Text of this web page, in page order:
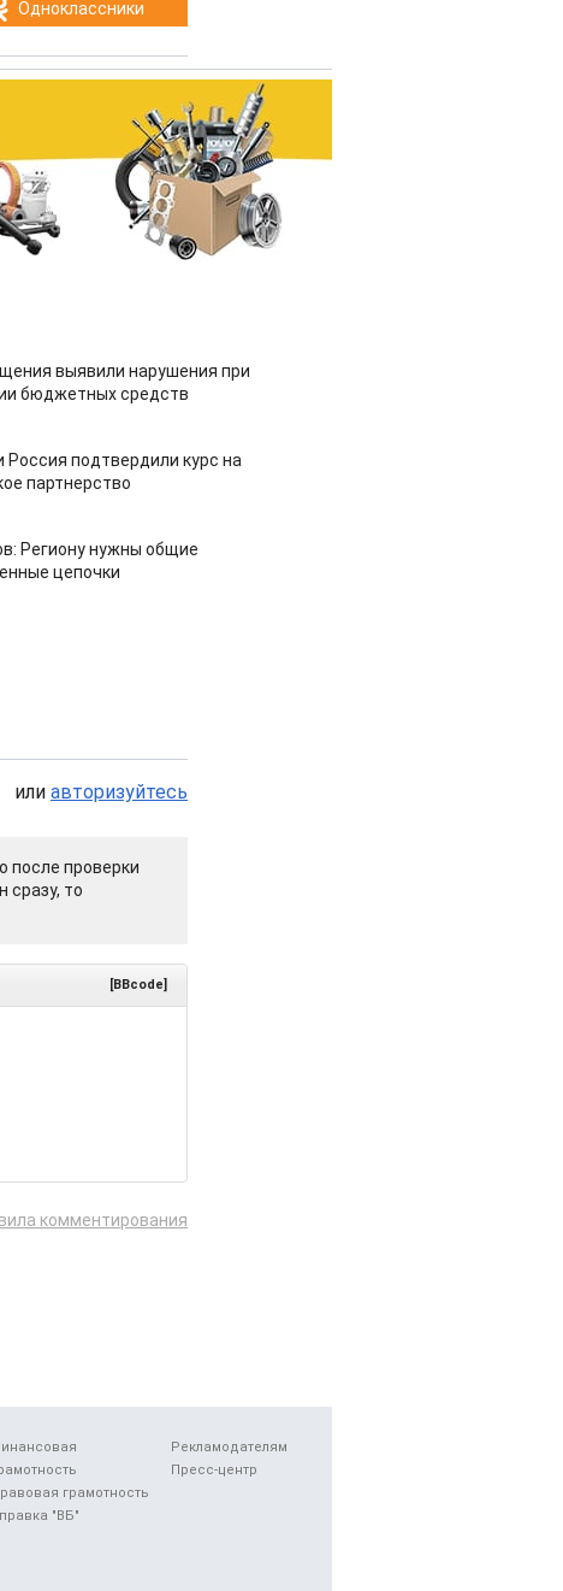
Одноклассники
выявили нарушения при
бюджетных средств
Россия подтвердили курс на
партнерство
Региону нужны общие
цепочки
или авторизуйтесь
после проверки
сразу, то
[BBcode]
комментирования
грамотность
"ВБ"
Рекламодателям
Пресс-центр